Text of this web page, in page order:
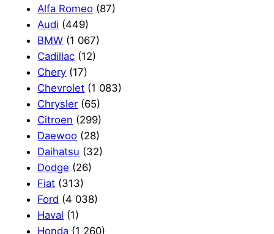
Alfa Romeo (87)
Audi (449)
BMW (1 067)
Cadillac (12)
Chery (17)
Chevrolet (1 083)
Chrysler (65)
Citroen (299)
Daewoo (28)
Daihatsu (32)
Dodge (26)
Fiat (313)
Ford (4 038)
Haval (1)
Honda (1 260)